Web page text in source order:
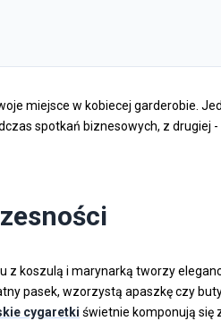
miejsce w kobiecej garderobie.
spotkań biznesowych, z
koszulą i marynarką tworzy
pasek, wzorzystą apaszkę czy
cygaretki świetnie komponują się